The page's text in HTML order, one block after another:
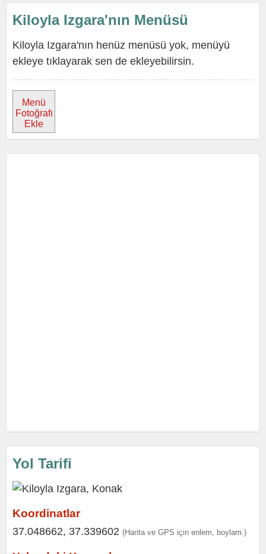
Kiloyla Izgara'nın Menüsü
Kiloyla Izgara'nın henüz menüsü yok, menüyü
ekleye tıklayarak sen de ekleyebilirsin.
Menü
Fotoğrafı
Ekle
Yol Tarifi
Koordinatlar
37.048662, 37.339602 (Harita ve GPS için enlem, boylam.)